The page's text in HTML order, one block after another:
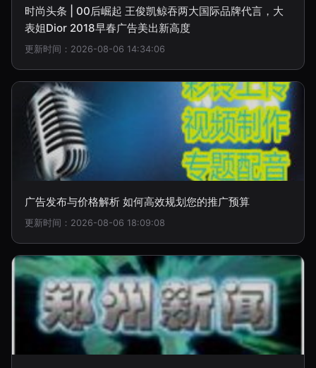
时尚头条 | 00后崛起 王俊凯鲸吞两大国际品牌代言，大
表姐Dior 2018早春广告美出新高度
更新时间：2026-08-06 14:34:06
广告发布与价格解析 如何高效规划您的推广预算
更新时间：2026-08-06 18:09:08